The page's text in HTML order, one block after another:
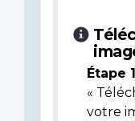
Étape
«
votre